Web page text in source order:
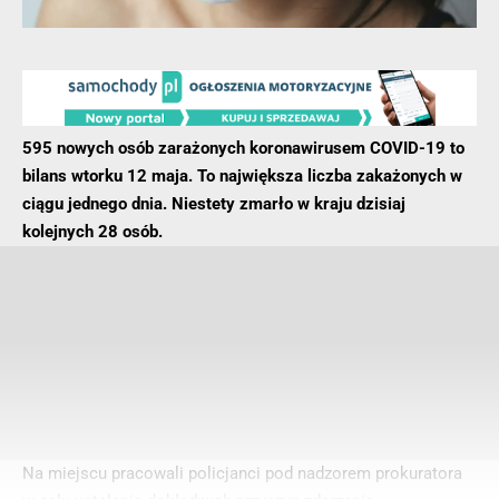
Na miejscu pracowali policjanci pod nadzorem prokuratora
595 nowych osób zarażonych koronawirusem COVID-19 to
bilans wtorku 12 maja. To największa liczba zakażonych w
ciągu jednego dnia. Niestety zmarło w kraju dzisiaj
kolejnych 28 osób.